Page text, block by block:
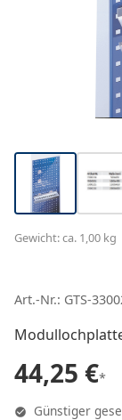
Gewicht: ca. 1,00 kg
Art.-Nr.: GTS-
44,25 €*
Günstiger